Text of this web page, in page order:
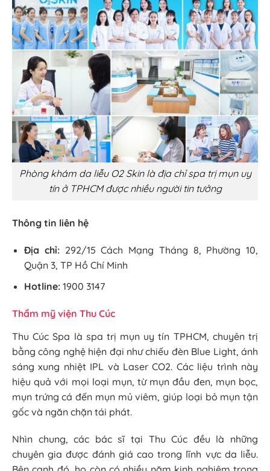
Phòng khám da liễu O2 Skin là địa chỉ spa trị mụn uy
tín ở TPHCM được nhiều người tin tưởng
Thông tin liên hệ
Địa chỉ: 292/15 Cách Mạng Tháng 8, Phường 10,
Quận 3, TP Hồ Chí Minh
Hotline: 1900 3147
Thẩm mỹ viện Thu Cúc
Thu Cúc Spa là spa trị mụn uy tín TPHCM, chuyên trị
bằng công nghệ hiện đại như chiếu đèn Blue Light, ánh
sáng xung nhiệt IPL và Laser CO2. Các liệu trình này
hiệu quả với mọi loại mụn, từ mụn đầu đen, mụn bọc,
mụn trứng cá đến mụn mủ viêm, giúp loại bỏ mụn tận
gốc và ngăn chặn tái phát.
Nhìn chung, các bác sĩ tại Thu Cúc đều là những
chuyên gia được đánh giá cao trong lĩnh vực da liễu.